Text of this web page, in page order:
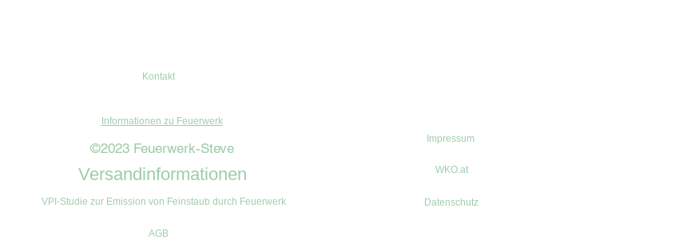
Kontakt
Informationen zu Feuerwerk
©2023 Feuerwerk-Steve
Versandinformationen
VPI-Studie zur Emission von Feinstaub durch Feuerwerk
AGB
Impressum
WKO.at
Datenschutz